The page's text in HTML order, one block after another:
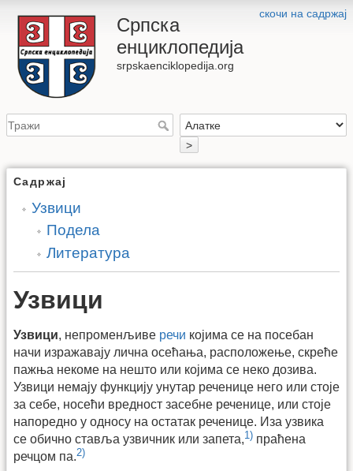
скочи на садржај
Српска
енциклопедија
srpskaenciklopedija.org
>
Садржај
Узвици
Подела
Литература
Узвици
Узвици, непроменљиве речи којима се на посебан
начи изражавају лична осећања, расположење, скреће
пажња некоме на нешто или којима се неко дозива.
Узвици немају функцију унутар реченице него или стоје
за себе, носећи вредност засебне реченице, или стоје
напоредно у односу на остатак реченице. Иза узвика
се обично ставља узвичник или запета,1) праћена
речцом па.2)